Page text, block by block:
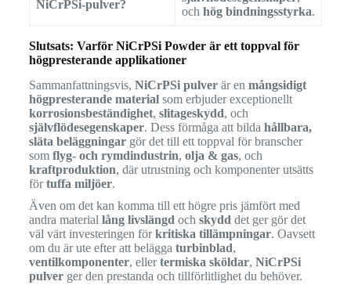
NiCrPSi-pulver?
och hög bindningsstyrka.
Slutsats: Varför NiCrPSi Powder är ett toppval för
högpresterande applikationer
Sammanfattningsvis, NiCrPSi pulverär en mångsidigt
högpresterande materialsom erbjuder exceptionellt
korrosionsbeständighet, slitageskydd, och
självflödesegenskaper. Dess förmåga att bilda hållbara,
släta beläggningargör det till ett toppval för branscher
som flyg- och rymdindustrin, olja & gas, och
kraftproduktion, där utrustning och komponenter utsätts
förtuffa miljöer.
Även om det kan komma till ett högre pris jämfört med
andra material lång livslängdoch skydddet ger gör det
väl värt investeringen förkritiska tillämpningar. Oavsett
om du är ute efter att belägga turbinblad,
ventilkomponenter, ellertermiska sköldar, NiCrPSi
pulverger den prestanda och tillförlitlighet du behöver.